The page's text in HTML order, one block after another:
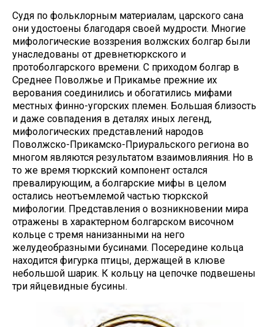
Судя по фольклорным материалам, царского сана
они удостоены благодаря своей мудрости. Многие
мифологические воззрения волжских болгар были
унаследованы от древнетюркского и
протоболгарского времени. С приходом болгар в
Среднее Поволжье и Прикамье прежние их
верования соединились и обогатились мифами
местных финно-угорских племен. Большая близость
и даже совпадения в деталях иных легенд,
мифологических представлений народов
Поволжско-Прикамско-Приуральского региона во
многом являются результатом взаимовлияния. Но в
то же время тюркский компонент остался
превалирующим, а болгарские мифы в целом
остались неотъемлемой частью тюркской
мифологии. Представления о возникновении мира
отражены в характерном болгарском височном
кольце с тремя нанизанными на него
желудеобразными бусинами. Посередине кольца
находится фигурка птицы, держащей в клюве
небольшой шарик. К кольцу на цепочке подвешены
три яйцевидные бусины.